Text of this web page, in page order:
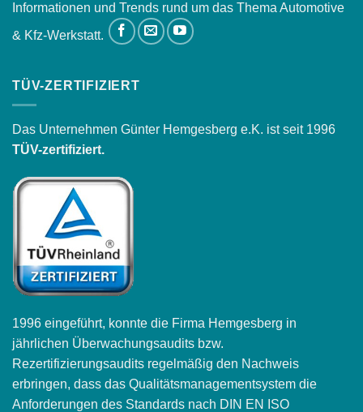
Informationen und Trends rund um das Thema Automotive
& Kfz-Werkstatt.
TÜV-ZERTIFIZIERT
Das Unternehmen Günter Hemgesberg e.K. ist seit 1996
TÜV-zertifiziert.
1996 eingeführt, konnte die Firma Hemgesberg in
jährlichen Überwachungsaudits bzw.
Rezertifizierungsaudits regelmäßig den Nachweis
erbringen, dass das Qualitätsmanagementsystem die
Anforderungen des Standards nach DIN EN ISO